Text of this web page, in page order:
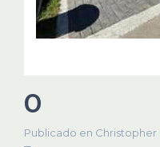
0
Publicado en Christopher